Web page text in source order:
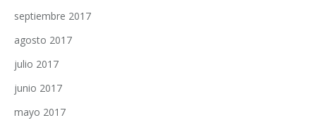
septiembre 2017
agosto 2017
julio 2017
junio 2017
mayo 2017